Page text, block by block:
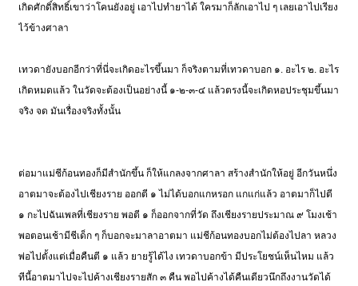
เกิดศักดิ์สิทธิ์เขาว่าโคนยังอยู่ เอาไปทำยาได้ ใครมาก็ลักเอาไป ๆ เลยเอาไปเรียง
ไว้ข้างศาลา
เทวดายังบอกอีกว่าที่นี่จะเกิดอะไรขึ้นมา ก็จริงตามที่เทวดาบอก ๑. อะไร ๒. อะไร
เกิดหมดแล้ว ในวัดจะต้องเป็นอย่างนี้ ๑-๒-๓-๔ แล้วตรงนี้จะเกิดหอประชุมขึ้นมา
จริง จด มันเรื่องจริงทั้งนั้น
ต่อมาแม่ชีก้อนทองก็มีสำนักขึ้น ก็ให้แกลงจากศาลา สร้างสำนักให้อยู่ อีกวันหนึ่ง
อาตมาจะต้องไปเชียงราย ออกตี ๑ ไม่ได้บอกแกหรอก แกแก่แล้ว อาตมาก็ไปตี
๑ กะไปฉันเพลที่เชียงราย พอตี ๑ ก็ออกจากที่วัด ถึงเชียงรายประมาณ ๙ โมงเช้า
พอตอนเช้ามีชีเด็ก ๆ ก็บอกจะมาลาอาตมา แม่ชีก้อนทองบอกไม่ต้องไปลา หลวง
พ่อไปตั้งแต่เมื่อคืนตี ๑ แล้ว ยายรู้ได้ไง เทวดาบอกข้า มีประโยชน์เห็นไหม แล้ว
ทีนี้อาตมาไปจะไปค้างเชียงรายสัก ๓ คืน พอไปค้างได้คืนเดียวนึกถึงงานวัดได้